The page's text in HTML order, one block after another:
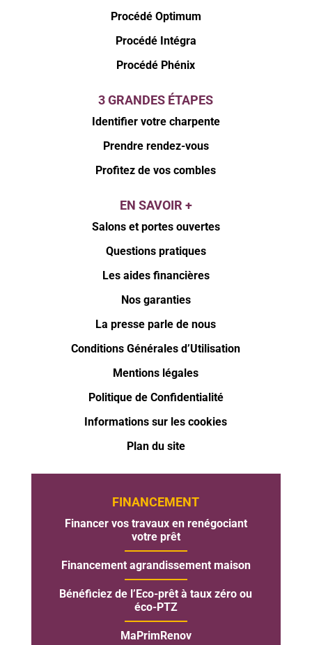
Procédé Optimum
Procédé Intégra
Procédé Phénix
3 GRANDES ÉTAPES
Identifier votre charpente
Prendre rendez-vous
Profitez de vos combles
EN SAVOIR +
Salons et portes ouvertes
Questions pratiques
Les aides financières
Nos garanties
La presse parle de nous
Conditions Générales d’Utilisation
Mentions légales
Politique de Confidentialité
Informations sur les cookies
Plan du site
FINANCEMENT
Financer vos travaux en renégociant
votre prêt
Financement agrandissement maison
Bénéficiez de l’Eco-prêt à taux zéro ou
éco-PTZ
MaPrimRenov